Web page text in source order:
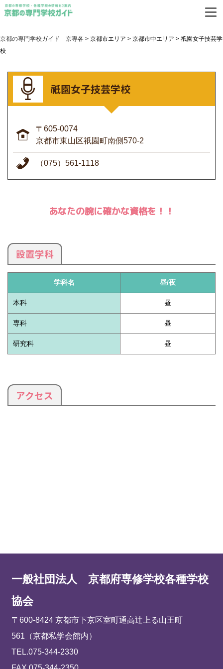
京都の専門学校ガイド 京専各 > 京都市エリア > 京都市中エリア > 祇園女子技芸学
校
祇園女子技芸学校
〒605-0074
京都市東山区祇園町南側570-2
（075）561-1118
あなたの腕に確かな資格を！！
設置学科
学科名 昼/夜
本科 昼
専科 昼
研究科 昼
アクセス
一般社団法人 京都府専修学校各種学校
協会
〒600-8424 京都市下京区室町通高辻上る山王町
561（京都私学会館内）
TEL.075-344-2330